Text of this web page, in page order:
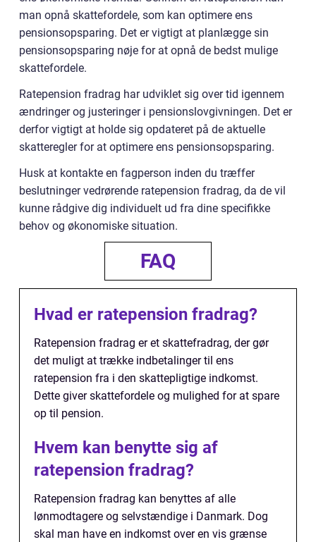
man opnå skattefordele, som kan optimere ens
pensionsopsparing. Det er vigtigt at planlægge sin
pensionsopsparing nøje for at opnå de bedst mulige
skattefordele.
Ratepension fradrag har udviklet sig over tid igennem
ændringer og justeringer i pensionslovgivningen. Det er
derfor vigtigt at holde sig opdateret på de aktuelle
skatteregler for at optimere ens pensionsopsparing.
Husk at kontakte en fagperson inden du træffer
beslutninger vedrørende ratepension fradrag, da de vil
kunne rådgive dig individuelt ud fra dine specifikke
behov og økonomiske situation.
FAQ
Hvad er ratepension fradrag?
Ratepension fradrag er et skattefradrag, der gør
det muligt at trække indbetalinger til ens
ratepension fra i den skattepligtige indkomst.
Dette giver skattefordele og mulighed for at spare
op til pension.
Hvem kan benytte sig af
ratepension fradrag?
Ratepension fradrag kan benyttes af alle
lønmodtagere og selvstændige i Danmark. Dog
skal man have en indkomst over en vis grænse